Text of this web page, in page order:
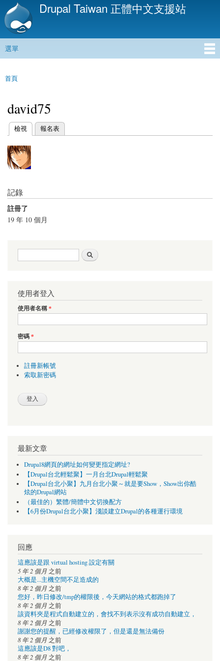
移
內
Drupal Taiwan 正體中文支援站
主選單
選單
您在這裡
首頁
david75
主要索引標籤
檢視
(作用中頁籤) 報名表
記錄
註冊了
19 年 10 個月
搜尋表單
使用者登入
使用者名稱*
密碼*
註冊新帳號
索取新密碼
最新文章
Drupal8網頁的網址如何變更指定網址?
【Drupal台北輕鬆聚】一月台北Drupal輕鬆聚
【Drupal台北小聚】九月台北小聚～就是要Show，Show出你酷
炫的Drupal網站
（最佳的）繁體/簡體中文切換配方
【6月份Drupal台北小聚】淺談建立Drupal的各種運行環境
回應
這應該是跟 virtual hosting 設定有關
5 年 2 個月 之前
大概是...主機空間不足造成的
8 年 2 個月 之前
您好，昨日修改/tmp的權限後，今天網站的格式都跑掉了
8 年 2 個月 之前
該資料夾是程式自動建立的，會找不到表示沒有成功自動建立，
8 年 2 個月 之前
謝謝您的提醒，已經修改權限了，但是還是無法備份
8 年 2 個月 之前
這應該是D8 對吧，
8 年 2 個月 之前